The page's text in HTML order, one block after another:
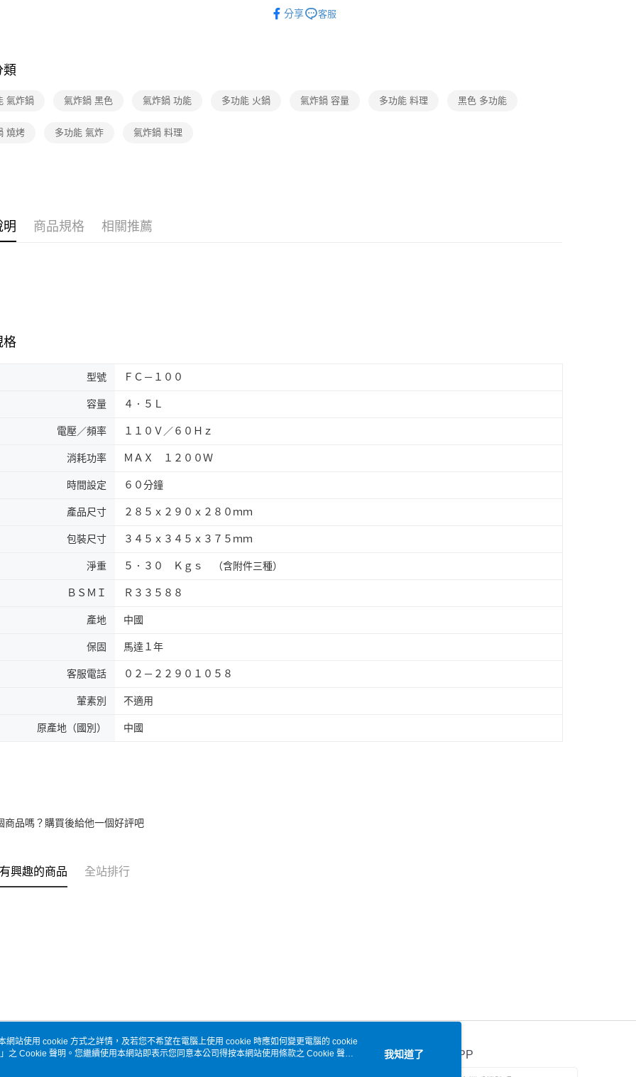
分享
客服
類
氣炸鍋 氣炸鍋 黑色 氣炸鍋 功能 多功能 火鍋 氣炸鍋 容量 多功能 料理 黑色 多功能
燒烤 多功能 氣炸 氣炸鍋 料理
明 商品規格 相關推薦
格
型號 ＦＣ－１００
容量 ４．５Ｌ
電壓／頻率 １１０Ｖ／６０Ｈｚ
消耗功率 ＭＡＸ １２００Ｗ
時間設定 ６０分鐘
產品尺寸 ２８５ｘ２９０ｘ２８０ｍｍ
包裝尺寸 ３４５ｘ３４５ｘ３７５ｍｍ
淨重 ５．３０ Ｋｇｓ （含附件三種）
ＢＳＭＩ Ｒ３３５８８
產地 中國
保固 馬達１年
客服電話 ０２－２２９０１０５８
葷素別 不適用
原產地（國別） 中國
商品嗎？購買後給他一個好評吧
興趣的商品 全站排行
關於我們 客服資訊 官方APP
網站使用 cookie 方式之詳情，及若您不希望在電腦上使用 cookie 時應如何變更電腦的 cookie
」之 Cookie 聲明。您繼續使用本網站即表示您同意本公司得按本網站使用條款之 Cookie 聲明
我知道了